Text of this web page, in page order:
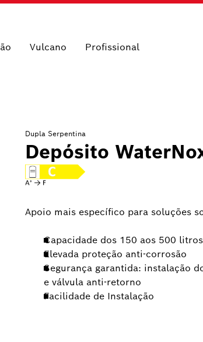
Vulcano Profissional
Dupla Serpentina
Depósito
Apoio mais específico para soluções
Capacidade dos 150 aos 500 litros
Elevada proteção anti-corrosão
Segurança garantida: instalação
e válvula anti-retorno
Facilidade de Instalação